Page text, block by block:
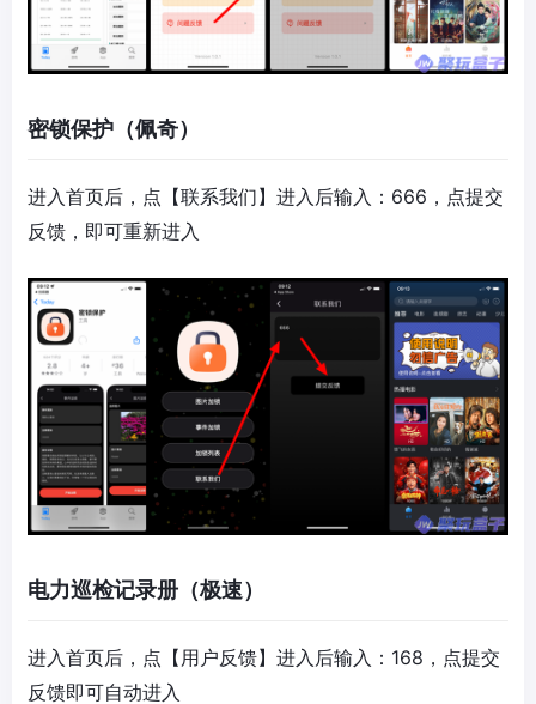
密锁保护（佩奇）
进入首页后，点【联系我们】进入后输入：666，点提交
反馈，即可重新进入
电力巡检记录册（极速）
进入首页后，点【用户反馈】进入后输入：168，点提交
反馈即可自动进入